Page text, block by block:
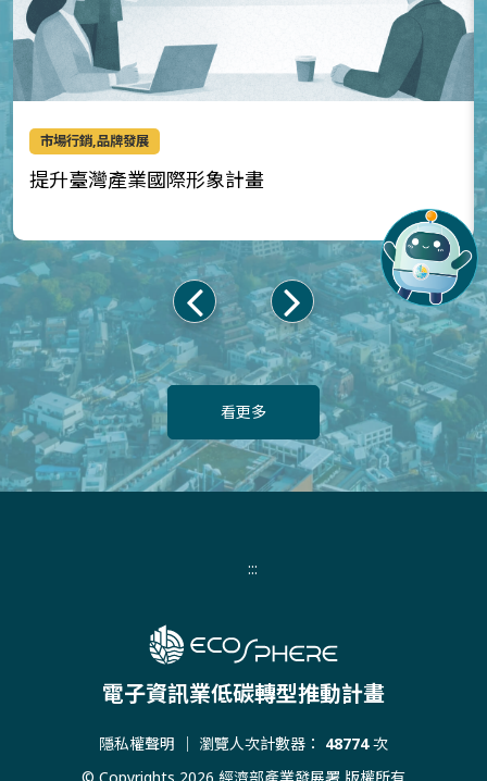
市場行銷,品牌發展
提升臺灣產業國際形象計畫
上
一
頁
下
一
頁
看更多
:::
電子資訊業低碳轉型推動計畫
隱私權聲明 ｜ 瀏覽人次計數器： 48774次